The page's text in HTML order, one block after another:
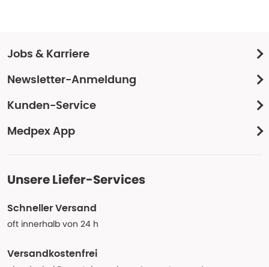
Jobs & Karriere
Newsletter-Anmeldung
Kunden-Service
Medpex App
Unsere Liefer-Services
Schneller Versand
oft innerhalb von 24 h
Versandkostenfrei